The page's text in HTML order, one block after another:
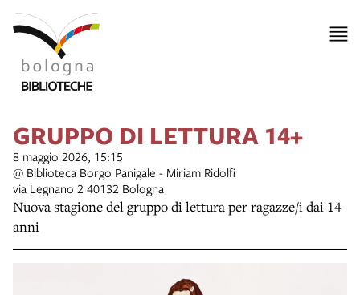
GRUPPO DI LETTURA 14+
8 maggio 2026, 15:15
@ Biblioteca Borgo Panigale - Miriam Ridolfi
via Legnano 2 40132 Bologna
Nuova stagione del gruppo di lettura per ragazze/i dai 14
anni